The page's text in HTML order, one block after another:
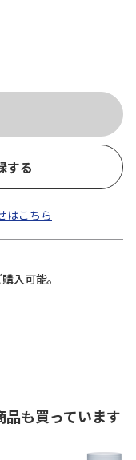
する
はこちら
入可能。
も買っています